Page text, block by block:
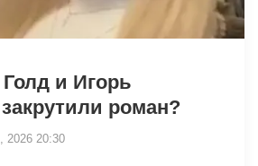
и Игорь
роман?
2026 20:30